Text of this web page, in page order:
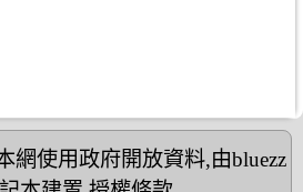
網使用政府開放資料,由bluezz